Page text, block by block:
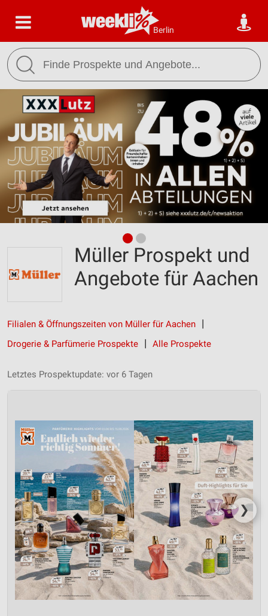
Berlin
Müller Prospekt und
Angebote für Aachen
Filialen & Öffnungszeiten von Müller für Aachen
Drogerie & Parfümerie Prospekte
Alle Prospekte
Letztes Prospektupdate: vor 6 Tagen
❯